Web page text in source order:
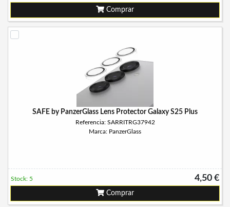
Comprar
SAFE by PanzerGlass Lens Protector Galaxy S25 Plus
Referencia: SARRITRG37942
Marca: PanzerGlass
4,50 €
Stock: 5
Comprar